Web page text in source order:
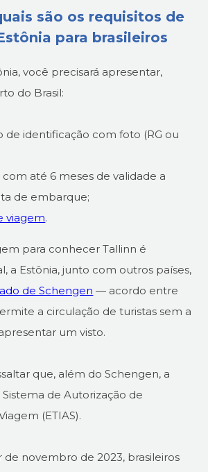
são os requisitos de
para brasileiros
você precisará apresentar,
do Brasil:
de identificação com foto (RG ou
até 6 meses de validade a
de embarque;
viagem.
para conhecer Tallinn é
a Estônia, junto com outros países,
de Schengen — acordo entre
a circulação de turistas sem a
um visto.
que, além do Schengen, a
de Autorização de
(ETIAS).
de novembro de 2023, brasileiros